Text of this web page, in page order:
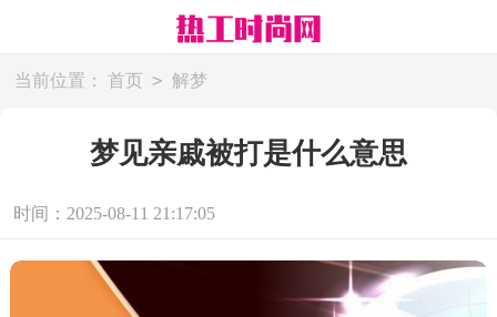
当前位置： 首页 > 解梦
梦见亲戚被打是什么意思
时间：2025-08-11 21:17:05